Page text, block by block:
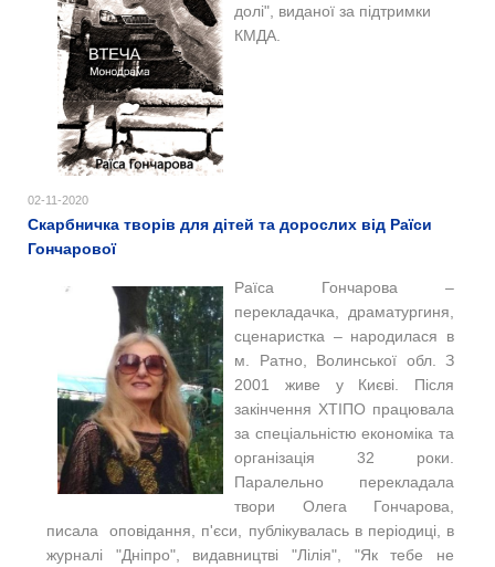
долі", виданої за підтримки
КМДА.
02-11-2020
Скарбничка творів для дітей та дорослих від Раїси
Гончарової
Раїса Гончарова ‒
перекладачка, драматургиня,
сценаристка ‒ народилася в
м. Ратно, Волинської обл. З
2001 живе у Києві. Після
закінчення ХТІПО працювала
за спеціальністю економіка та
організація 32 роки.
Паралельно перекладала
твори Олега Гончарова,
писала оповідання, п'єси, публікувалась в періодиці, в
журналі "Дніпро", видавництві "Лілія", "Як тебе не